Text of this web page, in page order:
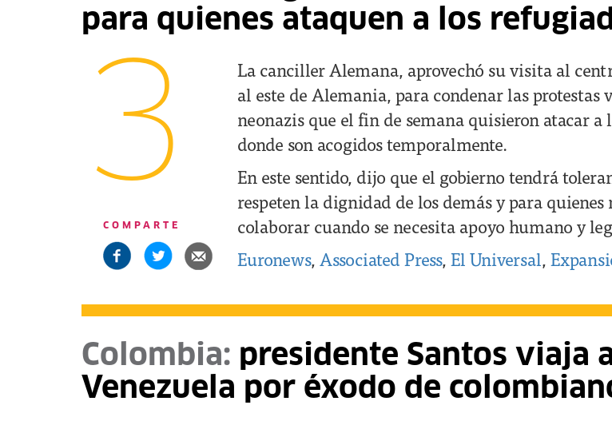
para quienes ataquen a los
3
La canciller Alemana, aprovechó su visita al
al este de Alemania, para condenar las
neonazis que el fin de semana quisieron atacar a
donde son acogidos temporalmente.
En este sentido, dijo que el gobierno tendrá
respeten la dignidad de los demás y para quienes
colaborar cuando se necesita apoyo humano y
Euronews, Associated Press, El Universal,
COMPARTE
Colombia: presidente Santos viaja
Venezuela por éxodo de